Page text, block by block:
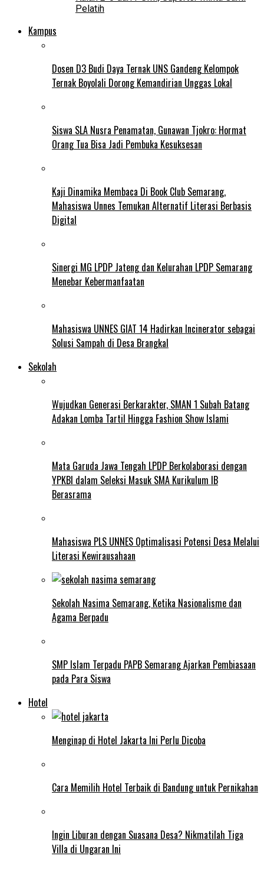
Pelatih
Kampus
Dosen D3 Budi Daya Ternak UNS Gandeng Kelompok
Ternak Boyolali Dorong Kemandirian Unggas Lokal
Siswa SLA Nusra Penamatan, Gunawan Tjokro: Hormat
Orang Tua Bisa Jadi Pembuka Kesuksesan
Kaji Dinamika Membaca Di Book Club Semarang,
Mahasiswa Unnes Temukan Alternatif Literasi Berbasis
Digital
Sinergi MG LPDP Jateng dan Kelurahan LPDP Semarang
Menebar Kebermanfaatan
Mahasiswa UNNES GIAT 14 Hadirkan Incinerator sebagai
Solusi Sampah di Desa Brangkal
Sekolah
Wujudkan Generasi Berkarakter, SMAN 1 Subah Batang
Adakan Lomba Tartil Hingga Fashion Show Islami
Mata Garuda Jawa Tengah LPDP Berkolaborasi dengan
YPKBI dalam Seleksi Masuk SMA Kurikulum IB
Berasrama
Mahasiswa PLS UNNES Optimalisasi Potensi Desa Melalui
Literasi Kewirausahaan
Sekolah Nasima Semarang, Ketika Nasionalisme dan
Agama Berpadu
SMP Islam Terpadu PAPB Semarang Ajarkan Pembiasaan
pada Para Siswa
Hotel
Menginap di Hotel Jakarta Ini Perlu Dicoba
Cara Memilih Hotel Terbaik di Bandung untuk Pernikahan
Ingin Liburan dengan Suasana Desa? Nikmatilah Tiga
Villa di Ungaran Ini